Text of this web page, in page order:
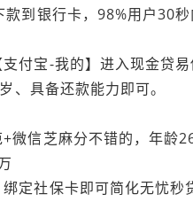
款到银行卡，98%用户30
付宝-我的】进入现金贷
、具备还款能力即可。
微信芝麻分不错的，年龄
定社保卡即可简化无忧秒